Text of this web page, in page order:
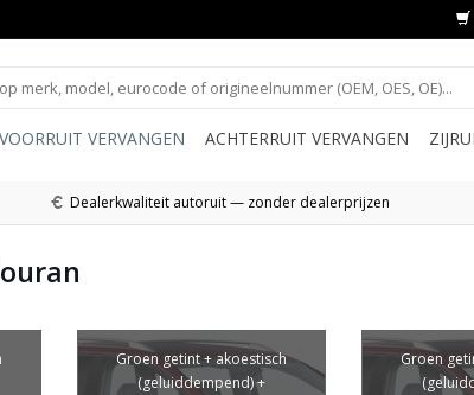
VOORRUIT VERVANGEN ACHTERRUIT VERVANGEN
Dealerkwaliteit autoruit — zonder dealerprijzen
Groen getint + akoestisch
(geluiddempend) +
Groen